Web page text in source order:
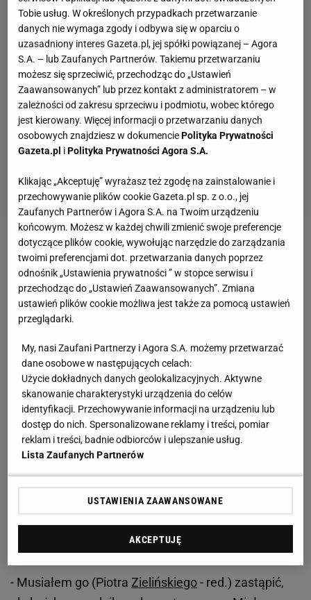
Zobacz wideoLewandowski: Potrzebna jest
cierpliwość. Widać światełko w tunelu
Kto strzelił gola w meczu Polska - Czechy? Jaki był
Środkowy pomocnik wyszedł na boisko w
podstawowym składzie, ponieważ ze względu na
problemy zdrowotne w hotelu pozostał Piotr
Zieliński. Mimo że fragmentami był niewidoczny, to
w 38. minucie znalazł się w odpowiednim miejscu i
Zalewskiego fatalny błąd popełniła
defensywa rywala, przez co piłka spadła pod nogi
Piotrowskiego, a ten - mimo że szczęśliwie - umieścił
- Musiałem go (Piotra Zielińskiego- red.) zastąpić,
Tobie usług. W określonych przypadkach przetwarzanie
danych nie wymaga zgody i odbywa się w oparciu o
uzasadniony interes Gazeta.pl, jej spółki powiązanej – Agora
S.A. – lub Zaufanych Partnerów. Takiemu przetwarzaniu
możesz się sprzeciwić, przechodząc do „Ustawień
Zaawansowanych” lub przez kontakt z administratorem – w
zależności od zakresu sprzeciwu i podmiotu, wobec którego
jest kierowany. Więcej informacji o przetwarzaniu danych
osobowych znajdziesz w dokumenciePolityka Prywatności
Gazeta.pl iPolityka Prywatności Agora S.A.
Klikając „Akceptuję” wyrażasz też zgodę na zainstalowanie i
przechowywanie plików cookie Gazeta.pl sp. z o.o., jej
Zaufanych Partnerów i Agora S.A. na Twoim urządzeniu
końcowym. Możesz w każdej chwili zmienić swoje preferencje
dotyczące plików cookie, wywołując narzędzie do zarządzania
twoimi preferencjami dot. przetwarzania danych poprzez
odnośnik „Ustawienia prywatności ” w stopce serwisu i
przechodząc do „Ustawień Zaawansowanych”. Zmiana
ustawień plików cookie możliwa jest także za pomocą ustawień
przeglądarki.
My, nasi Zaufani Partnerzy i Agora S.A. możemy przetwarzać
dane osobowe w następujących celach:
Użycie dokładnych danych geolokalizacyjnych. Aktywne
skanowanie charakterystyki urządzenia do celów
identyfikacji. Przechowywanie informacji na urządzeniu lub
dostęp do nich. Spersonalizowane reklamy i treści, pomiar
reklam i treści, badnie odbiorców i ulepszanie usług.
Lista Zaufanych Partnerów
USTAWIENIA ZAAWANSOWANE
AKCEPTUJĘ